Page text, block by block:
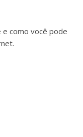
como você pode